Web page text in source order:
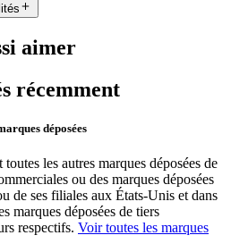
aimer
récemment
déposées
les autres marques déposées de
ou des marques déposées
de ses filiales aux États-Unis et dans
marques déposées de tiers
respectifs. Voir toutes les marques